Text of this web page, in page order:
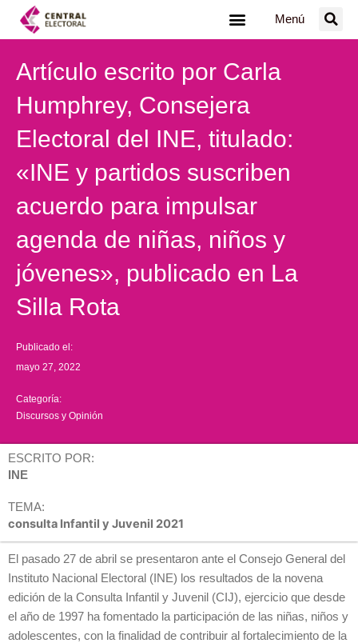
Menú
Artículo escrito por Carla
Humphrey, Consejera
Electoral del INE, titulado:
«INE y partidos suscriben
acuerdo para impulsar
agenda de niñas, niños y
jóvenes», publicado en La
Silla Rota
Publicado el:
mayo 27, 2022
Categoría:
Discursos y Opinión
ESCRITO POR:
INE
TEMA:
consulta Infantil y Juvenil 2021
El pasado 27 de abril se presentaron ante el Consejo General del
Instituto Nacional Electoral (INE) los resultados de la novena
edición de la Consulta Infantil y Juvenil (CIJ), ejercicio que desde
el año de 1997 ha fomentado la participación de las niñas, niños y
adolescentes, con la finalidad de contribuir al fortalecimiento de la